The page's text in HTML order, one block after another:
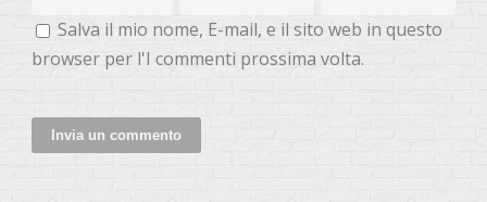
Salva il mio nome, E-mail, e il sito web in questo
browser per l'I commenti prossima volta.